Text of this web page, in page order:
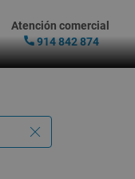
Atención comercial
914 842 874